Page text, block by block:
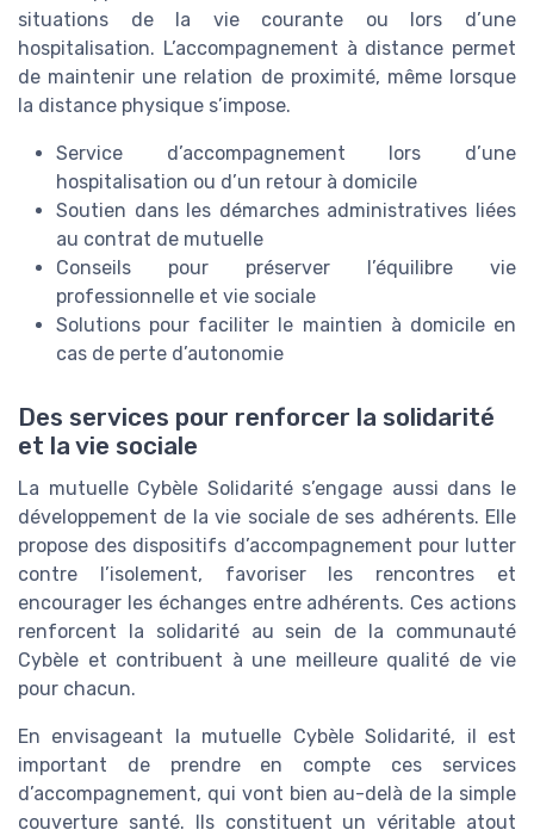
situations de la vie courante ou lors d’une
hospitalisation. L’accompagnement à distance permet
de maintenir une relation de proximité, même lorsque
la distance physique s’impose.
Service d’accompagnement lors d’une
hospitalisation ou d’un retour à domicile
Soutien dans les démarches administratives liées
au contrat de mutuelle
Conseils pour préserver l’équilibre vie
professionnelle et vie sociale
Solutions pour faciliter le maintien à domicile en
cas de perte d’autonomie
Des services pour renforcer la solidarité
et la vie sociale
La mutuelle Cybèle Solidarité s’engage aussi dans le
développement de la vie sociale de ses adhérents. Elle
propose des dispositifs d’accompagnement pour lutter
contre l’isolement, favoriser les rencontres et
encourager les échanges entre adhérents. Ces actions
renforcent la solidarité au sein de la communauté
Cybèle et contribuent à une meilleure qualité de vie
pour chacun.
En envisageant la mutuelle Cybèle Solidarité, il est
important de prendre en compte ces services
d’accompagnement, qui vont bien au-delà de la simple
couverture santé. Ils constituent un véritable atout